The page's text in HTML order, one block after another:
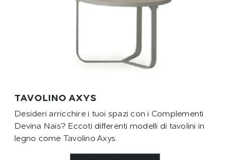
TAVOLINO AXYS
Desideri arricchire i tuoi spazi con i Complementi
Devina Nais? Eccoti differenti modelli di tavolini in
legno come Tavolino Axys.